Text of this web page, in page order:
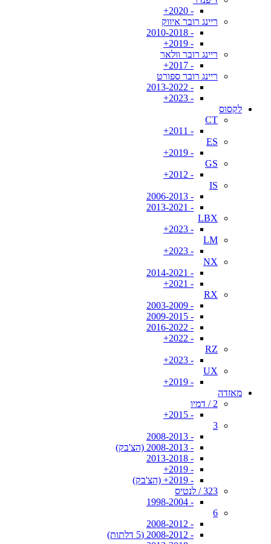
- 2020+
ריינג רובר איווק
- 2010-2018
- 2019+
ריינג רובר וולאר
- 2017+
ריינג רובר ספורט
- 2013-2022
- 2023+
לקסוס
CT
- 2011+
ES
- 2019+
GS
- 2012+
IS
- 2006-2013
- 2013-2021
LBX
- 2023+
LM
- 2023+
NX
- 2014-2021
- 2021+
RX
- 2003-2009
- 2009-2015
- 2016-2022
- 2022+
RZ
- 2023+
UX
- 2019+
מאזדה
2 / דמיו
- 2015+
3
- 2008-2013
- 2008-2013 (הצ'בק)
- 2013-2018
- 2019+
- 2019+ (הצ'בק)
323 / לנטיס
- 1998-2004
6
- 2008-2012
- 2008-2012 (5 דלתות)